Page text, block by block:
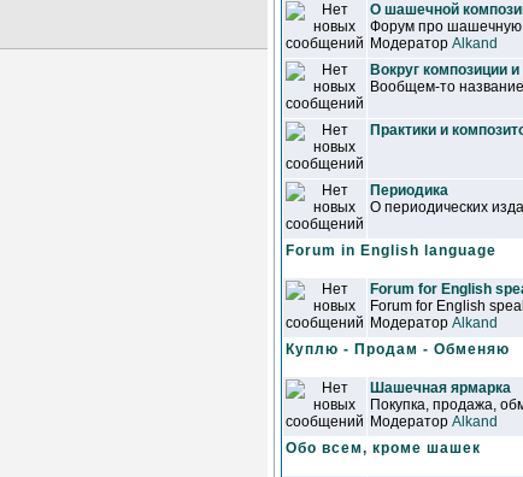
О шашечной
Форум про шашечную
Модератор Alkand
Вокруг композиции
Вообщем-то
Практики и
Периодика
О периодических
Forum in English language
Forum for English
Forum for English
Модератор Alkand
Куплю - Продам - Обменяю
Шашечная ярмарка
Покупка, продажа,
Модератор Alkand
Обо всем, кроме шашек